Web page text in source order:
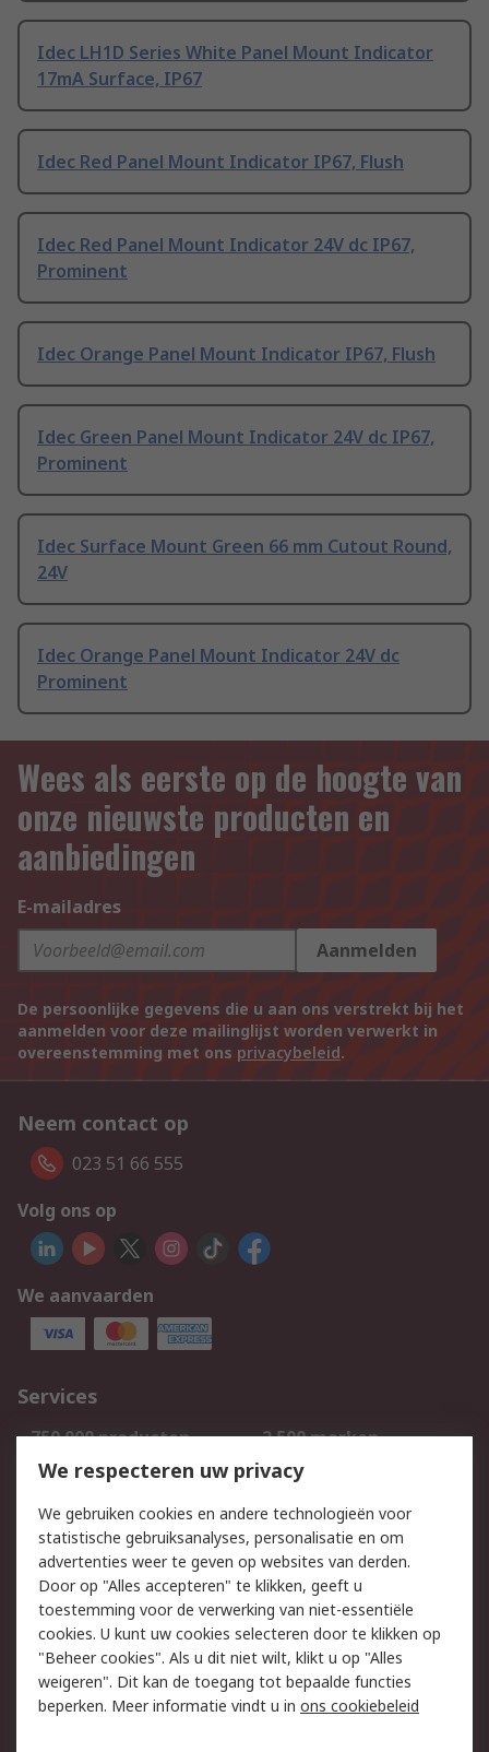
Idec LH1D Series White Panel Mount Indicator
17mA Surface, IP67
Idec Red Panel Mount Indicator IP67, Flush
Idec Red Panel Mount Indicator 24V dc IP67,
Prominent
Idec Orange Panel Mount Indicator IP67, Flush
Idec Green Panel Mount Indicator 24V dc IP67,
Prominent
Idec Surface Mount Green 66 mm Cutout Round,
24V
Idec Orange Panel Mount Indicator 24V dc
Prominent
Wees als eerste op de hoogte van
onze nieuwste producten en
aanbiedingen
E-mailadres
Aanmelden
De persoonlijke gegevens die u aan ons verstrekt bij het
aanmelden voor deze mailinglijst worden verwerkt in
overeenstemming met ons privacybeleid.
Neem contact op
023 51 66 555
Volg ons op
We aanvaarden
Services
750.000 producten
2.500 merken
Bestellen
Inkoopoplossingen
Track & Trace
Wettelijk
Cookiebeleid
Email veiligheid
Privacybeleid
Websitevoorwaarden
Algemene
verkoopvoorwaarden
We respecteren uw privacy
We gebruiken cookies en andere technologieën voor
statistische gebruiksanalyses, personalisatie en om
advertenties weer te geven op websites van derden.
Door op "Alles accepteren" te klikken, geeft u
toestemming voor de verwerking van niet-essentiële
cookies. U kunt uw cookies selecteren door te klikken op
"Beheer cookies". Als u dit niet wilt, klikt u op "Alles
weigeren". Dit kan de toegang tot bepaalde functies
beperken. Meer informatie vindt u in ons cookiebeleid